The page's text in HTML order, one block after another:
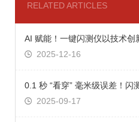
RELATED ARTICLES
2025-12-16
2025-09-17